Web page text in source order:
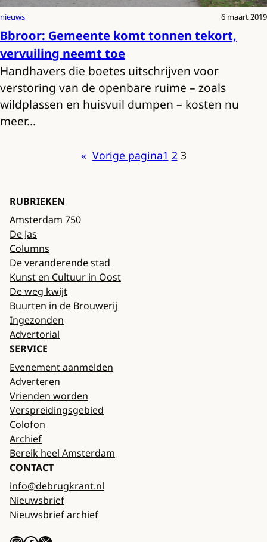
nieuws 6 maart 2019
Bbroor: Gemeente komt tonnen tekort,
vervuiling neemt toe
Handhavers die boetes uitschrijven voor
verstoring van de openbare ruime – zoals
wildplassen en huisvuil dumpen – kosten nu
meer…
« Vorige pagina1 2 3
RUBRIEKEN
Amsterdam 750
De Jas
Columns
De veranderende stad
Kunst en Cultuur in Oost
De weg kwijt
Buurten in de Brouwerij
Ingezonden
Advertorial
SERVICE
Evenement aanmelden
Adverteren
Vrienden worden
Verspreidingsgebied
Colofon
Archief
Bereik heel Amsterdam
CONTACT
info@debrugkrant.nl
Nieuwsbrief
Nieuwsbrief archief